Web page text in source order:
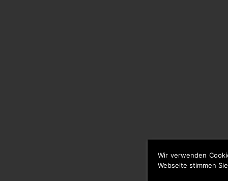
Wir verwenden
Webseite stimmen